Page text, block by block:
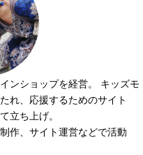
ンショップを経営。 キッズモ
れ、応援するためのサイト
立ち上げ。
作、サイト運営などで活動